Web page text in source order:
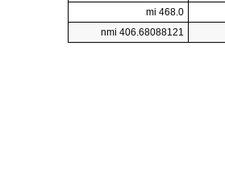
468.0 mi
406.68088121 nmi